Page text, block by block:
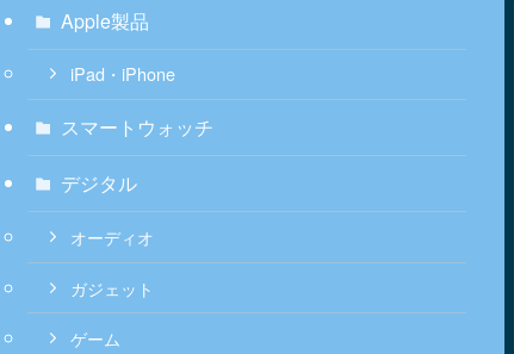
Apple製品
iPad・iPhone
スマートウォッチ
デジタル
オーディオ
ガジェット
ゲーム